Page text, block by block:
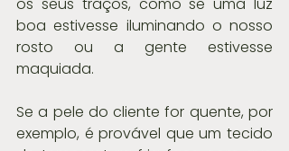
os seus traços, como se uma luz
boa estivesse iluminando o nosso
rosto ou a gente estivesse
maquiada.
Se a pele do cliente for quente, por
exemplo, é provável que um tecido